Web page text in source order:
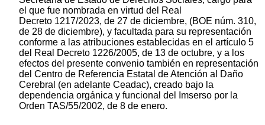
el que fue nombrada en virtud del Real
Decreto 1217/2023, de 27 de diciembre, (BOE núm. 310,
de 28 de diciembre), y facultada para su representación
conforme a las atribuciones establecidas en el artículo 5
del Real Decreto 1226/2005, de 13 de octubre, y a los
efectos del presente convenio también en representación
del Centro de Referencia Estatal de Atención al Daño
Cerebral (en adelante Ceadac), creado bajo la
dependencia orgánica y funcional del Imserso por la
Orden TAS/55/2002, de 8 de enero.